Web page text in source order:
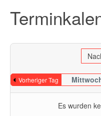
Vorheriger Tag
Es wurden